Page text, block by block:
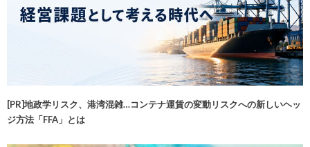
[PR]地政学リスク、港湾混雑…コンテナ運賃の変動リスクへの新しいヘッ
ジ方法「FFA」とは